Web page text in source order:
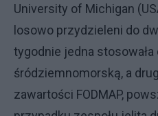
University of Michigan
losowo przydzieleni do
tygodnie jedna stosowała
śródziemnomorską, a
zawartości FODMAP,